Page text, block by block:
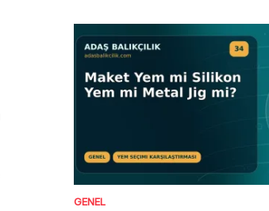
GENEL